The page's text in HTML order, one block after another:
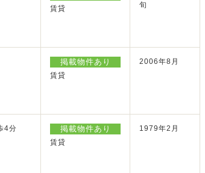
賃貸
旬
掲載物件あり
賃貸
2006年8月
4分 掲載物件あり
賃貸
1979年2月